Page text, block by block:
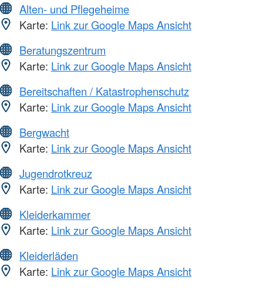
Alten- und Pflegeheime
Karte: Link zur Google Maps Ansicht
Beratungszentrum
Karte: Link zur Google Maps Ansicht
Bereitschaften / Katastrophenschutz
Karte: Link zur Google Maps Ansicht
Bergwacht
Karte: Link zur Google Maps Ansicht
Jugendrotkreuz
Karte: Link zur Google Maps Ansicht
Kleiderkammer
Karte: Link zur Google Maps Ansicht
Kleiderläden
Karte: Link zur Google Maps Ansicht